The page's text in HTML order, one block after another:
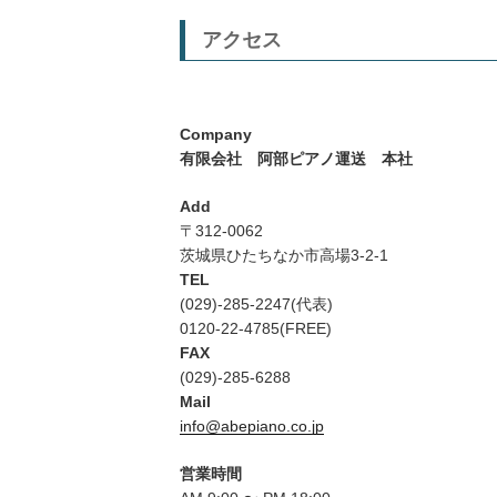
アクセス
Company
有限会社 阿部ピアノ運送 本社
Add
〒312-0062
茨城県ひたちなか市高場3-2-1
TEL
(029)-285-2247(代表)
0120-22-4785(FREE)
FAX
(029)-285-6288
Mail
info@abepiano.co.jp
営業時間